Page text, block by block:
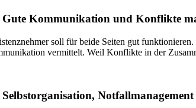
Gute Kommunikation und Konflikte
soll für beide Seiten gut
vermittelt. Weil Konflikte in der
Selbstorganisation,